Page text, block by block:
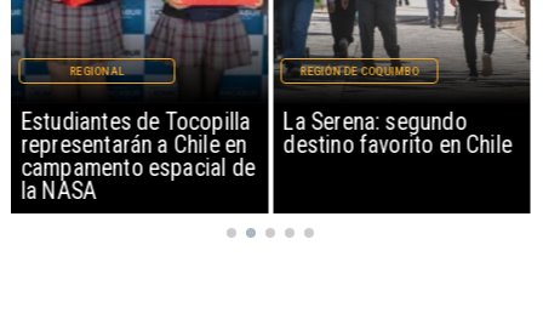
Estudiantes de Tocopilla
representarán a Chile en
campamento espacial de
la NASA
REGIONAL
La Serena: segundo
destino favorito en Chile
REGIÓN DE COQUIMBO